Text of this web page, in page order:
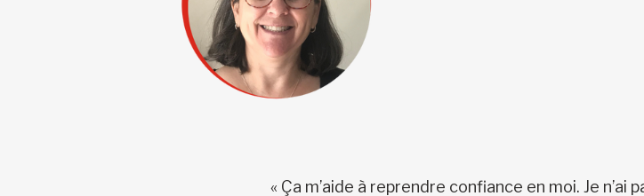
« Ça m’aide à reprendre confiance en moi. Je n’ai